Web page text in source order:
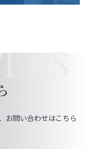
お問い合わせはこちら